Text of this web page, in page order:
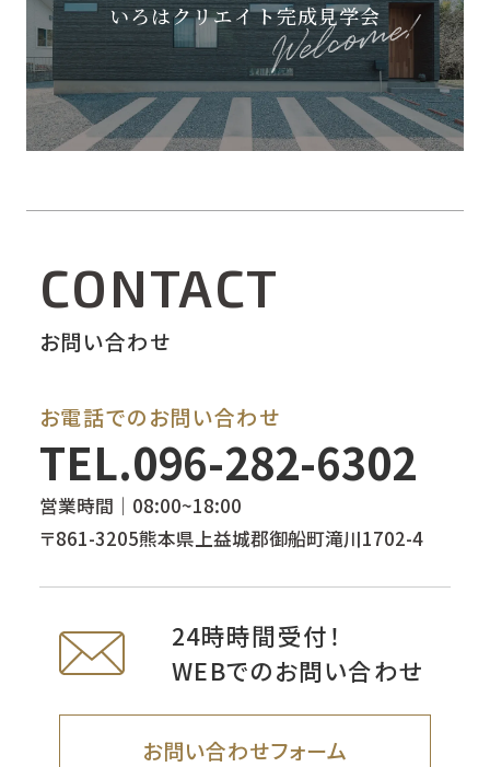
いろはクリエイト完成見学会
CONTACT
お問い合わせ
お電話でのお問い合わせ
TEL.096-282-6302
営業時間｜08:00~18:00
〒861-3205熊本県上益城郡御船町滝川1702-4
24時時間受付！
WEBでのお問い合わせ
お問い合わせフォーム